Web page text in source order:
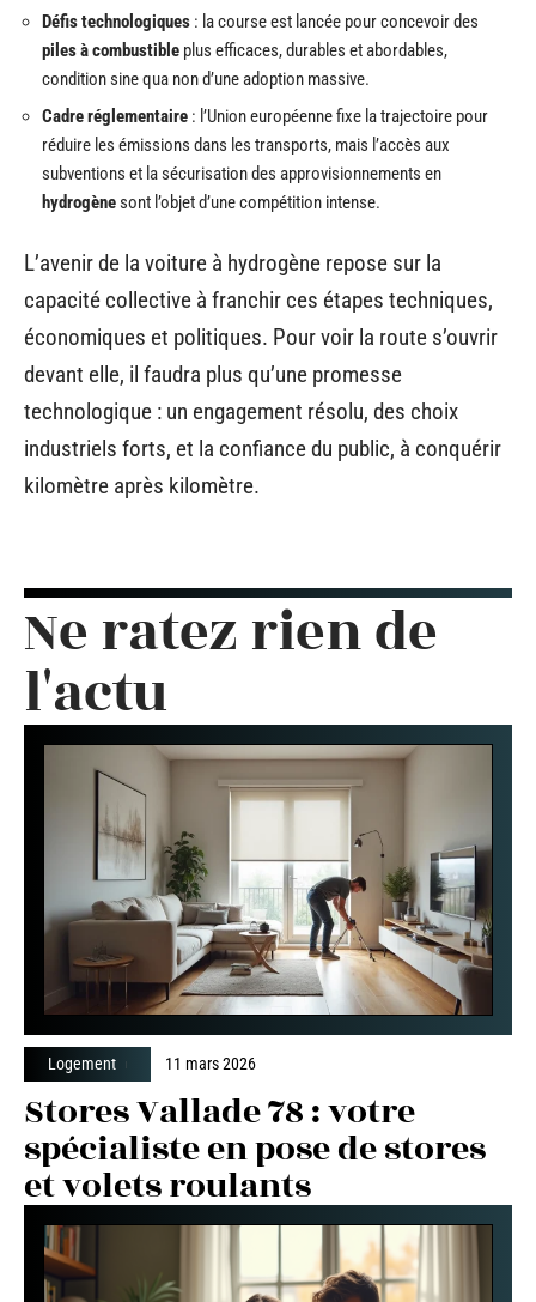
Défis technologiques : la course est lancée pour concevoir des
piles à combustible plus efficaces, durables et abordables,
condition sine qua non d’une adoption massive.
Cadre réglementaire : l’Union européenne fixe la trajectoire pour
réduire les émissions dans les transports, mais l’accès aux
subventions et la sécurisation des approvisionnements en
hydrogènesont l’objet d’une compétition intense.
L’avenir de la voiture à hydrogène repose sur la
capacité collective à franchir ces étapes techniques,
économiques et politiques. Pour voir la route s’ouvrir
devant elle, il faudra plus qu’une promesse
technologique : un engagement résolu, des choix
industriels forts, et la confiance du public, à conquérir
kilomètre après kilomètre.
Ne ratez rien de
l'actu
Logement 11 mars 2026
Stores Vallade 78 : votre
spécialiste en pose de stores
et volets roulants